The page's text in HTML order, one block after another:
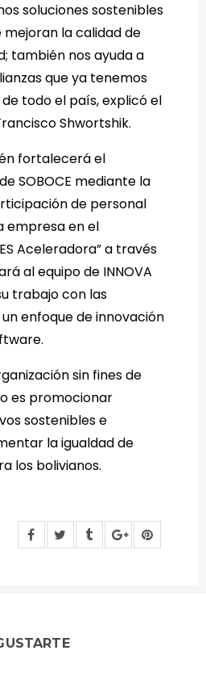
soluciones sostenibles
mejoran la calidad de
también nos ayuda a
que ya tenemos
todo el país, explicó el
Shwortshik.
fortalecerá el
SOBOCE mediante la
de personal
empresa en el
Aceleradora” a través
al equipo de INNOVA
trabajo con las
enfoque de innovación
sin fines de
es promocionar
sostenibles e
la igualdad de
los bolivianos.